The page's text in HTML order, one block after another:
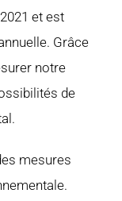
et est
Grâce
notre
de
mesures